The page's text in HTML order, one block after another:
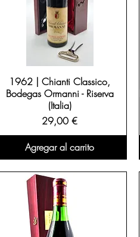
1962 | Chianti Classico,
Bodegas Ormanni - Riserva
(Italia)
Precio
29,00 €
Agregar al carrito